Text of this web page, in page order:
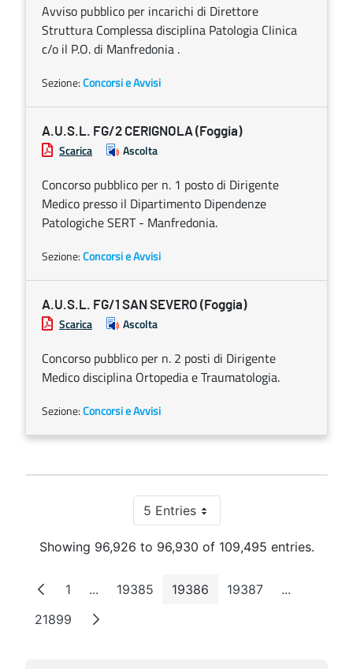
Avviso pubblico per incarichi di Direttore
Struttura Complessa disciplina Patologia Clinica
c/o il P.O. di Manfredonia .
Sezione:Concorsi e Avvisi
A.U.S.L. FG/2 CERIGNOLA (Foggia)
Scarica Ascolta
Concorso pubblico per n. 1 posto di Dirigente
Medico presso il Dipartimento Dipendenze
Patologiche SERT - Manfredonia.
Sezione:Concorsi e Avvisi
A.U.S.L. FG/1 SAN SEVERO (Foggia)
Scarica Ascolta
Concorso pubblico per n. 2 posti di Dirigente
Medico disciplina Ortopedia e Traumatologia.
Sezione:Concorsi e Avvisi
5 EntriesPer Page
Showing 96,926 to 96,930 of 109,495 entries.
Page
1 ...Intermediate Pages
Page
19385 Page
19386 Page
19387 ...
Page
21899